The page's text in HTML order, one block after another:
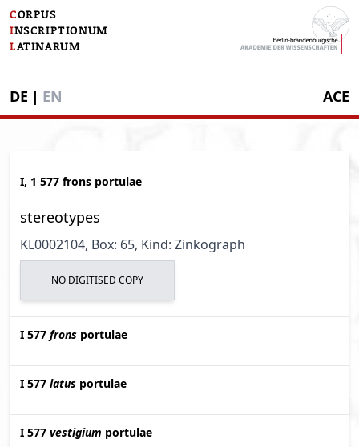
CORPUS
INSCRIPTIONUM
LATINARUM
DE | EN ACE
I, 1 577 frons portulae
stereotypes
KL0002104, Box: 65, Kind: Zinkograph
NO DIGITISED COPY
I 577 frons portulae
I 577 latus portulae
I 577 vestigium portulae